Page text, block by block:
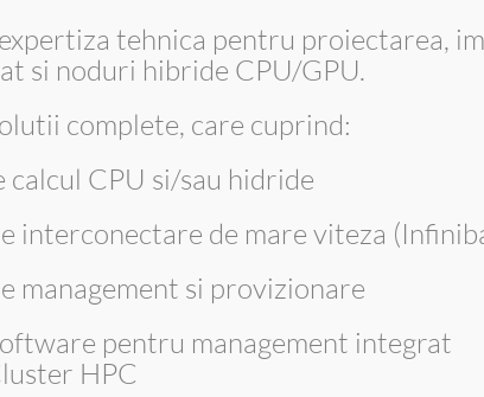
expertiza tehnica pentru proiectarea,
si noduri hibride CPU/GPU.
complete, care cuprind:
calcul CPU si/sau hidride
interconectare de mare viteza
management si provizionare
pentru management integrat
HPC